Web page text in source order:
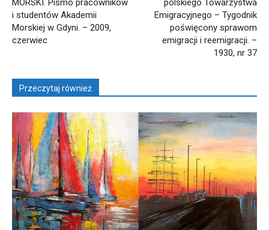
MORSKI. Pismo pracowników
i studentów Akademii
Morskiej w Gdyni. – 2009,
czerwiec
polskiego Towarzystwa
Emigracyjnego – Tygodnik
poświęcony sprawom
emigracji i reemigracji. –
1930, nr 37
Przeczytaj również